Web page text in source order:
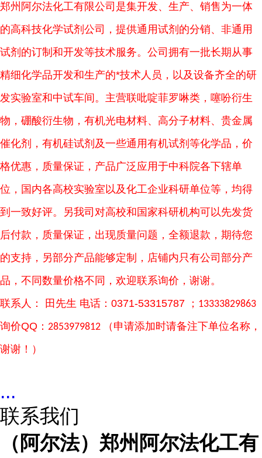
郑州阿尔法化工有限公司是集开发、生产、销售为一体
的高科技化学试剂公司，提供通用试剂的分销、非通用
试剂的订制和开发等技术服务。公司拥有一批长期从事
精细化学品开发和生产的*技术人员，以及设备齐全的研
发实验室和中试车间。主营联吡啶菲罗啉类，噻吩衍生
物，硼酸衍生物，有机光电材料、高分子材料、贵金属
催化剂，有机硅试剂及一些通用有机试剂等化学品，价
格优惠，质量保证，产品广泛应用于中科院各下辖单
位，国内各高校实验室以及化工企业科研单位等，均得
到一致好评。另我司对高校和国家科研机构可以先发货
后付款，质量保证，出现质量问题，全额退款，期待您
的支持，另部分产品能够定制，店铺内只有公司部分产
品，不同数量价格不同，欢迎联系询价，谢谢。
联系人：
田先生 电话：0371-53315787 ； 13333829863
询价QQ： 2853979812
（申请添加时请备注下单位名称，
谢谢！）
...
联系我们
（阿尔法）郑州阿尔法化工有